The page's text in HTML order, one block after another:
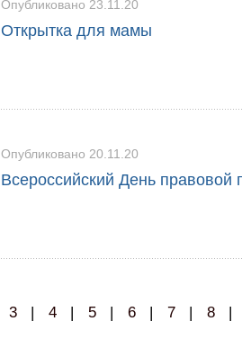
Опубликовано 23.11.20
Открытка для мамы
Опубликовано 20.11.20
Всероссийский День
3 | 4 | 5 | 6 | 7 | 8 |